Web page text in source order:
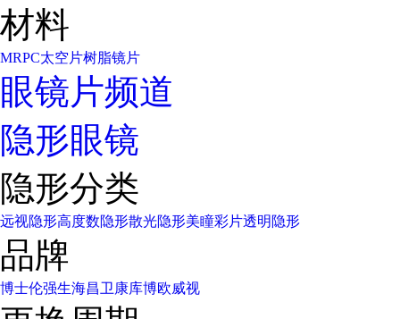
材料
MRPC太空片树脂镜片
眼镜片频道
隐形眼镜
隐形分类
远视隐形高度数隐形散光隐形美瞳彩片透明隐形
品牌
博士伦强生海昌卫康库博欧威视